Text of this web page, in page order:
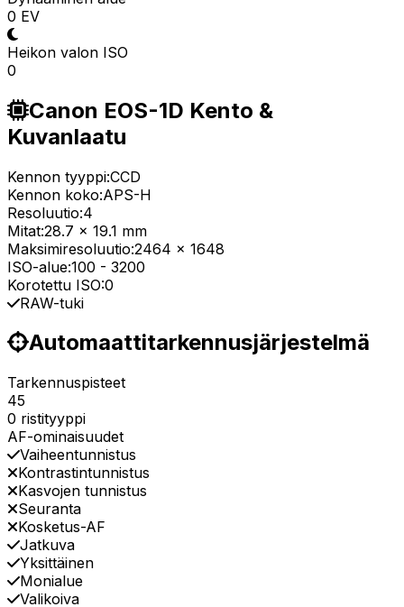
0 EV
Heikon valon ISO
0
Canon EOS-1D Kento &
Kuvanlaatu
Kennon tyyppi:CCD
Kennon koko:APS-H
Resoluutio:4
Mitat:28.7 x 19.1 mm
Maksimiresoluutio:2464 x 1648
ISO-alue:100 - 3200
Korotettu ISO:0
RAW-tuki
Automaattitarkennusjärjestelmä
Tarkennuspisteet
45
0 ristityyppi
AF-ominaisuudet
Vaiheentunnistus
Kontrastintunnistus
Kasvojen tunnistus
Seuranta
Kosketus-AF
Jatkuva
Yksittäinen
Monialue
Valikoiva